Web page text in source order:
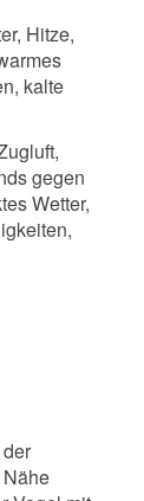
Hitze,
kalte
gegen
Wetter,